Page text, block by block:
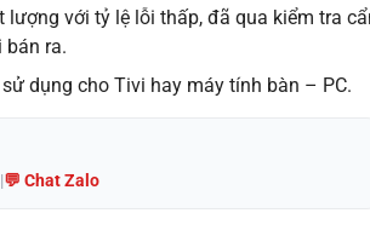
lượng với tỷ lệ lỗi thấp, đã qua kiểm tra
bán ra.
dụng cho Tivi hay máy tính bàn – PC.
|💬 Chat Zalo